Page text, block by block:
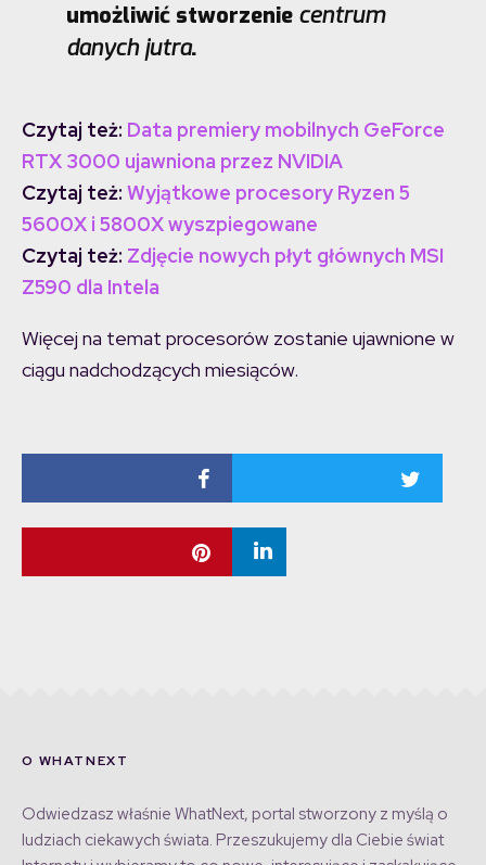
umożliwić stworzenie centrum
danych jutra.
Czytaj też: Data premiery mobilnych GeForce
RTX 3000 ujawniona przez NVIDIA
Czytaj też: Wyjątkowe procesory Ryzen 5
5600X i 5800X wyszpiegowane
Czytaj też: Zdjęcie nowych płyt głównych MSI
Z590 dla Intela
Więcej na temat procesorów zostanie ujawnione w
ciągu nadchodzących miesiąców.
O WHATNEXT
Odwiedzasz właśnie WhatNext, portal stworzony z myślą o
ludziach ciekawych świata. Przeszukujemy dla Ciebie świat